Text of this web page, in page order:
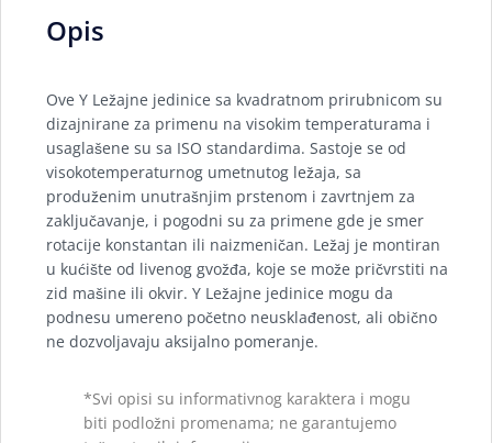
Opis
Ove Y Ležajne jedinice sa kvadratnom prirubnicom su
dizajnirane za primenu na visokim temperaturama i
usaglašene su sa ISO standardima. Sastoje se od
visokotemperaturnog umetnutog ležaja, sa
produženim unutrašnjim prstenom i zavrtnjem za
zaključavanje, i pogodni su za primene gde je smer
rotacije konstantan ili naizmeničan. Ležaj je montiran
u kućište od livenog gvožđa, koje se može pričvrstiti na
zid mašine ili okvir. Y Ležajne jedinice mogu da
podnesu umereno početno neusklađenost, ali obično
ne dozvoljavaju aksijalno pomeranje.
*Svi opisi su informativnog karaktera i mogu
biti podložni promenama; ne garantujemo